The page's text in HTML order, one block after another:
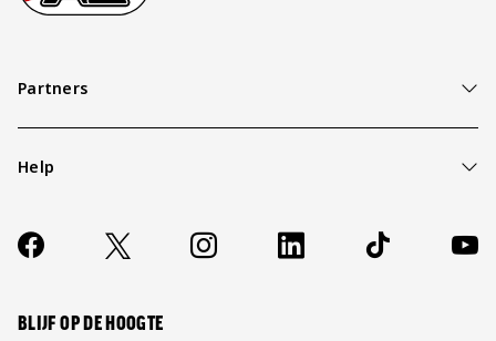
Partners
Help
Contact
FAQ
Socials
https://www.facebook.com/AZAlkmaar
X Instagram LinkedIn TikTok
BLIJF OP DE HOOGTE